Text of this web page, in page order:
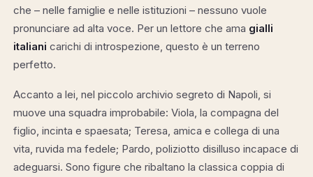
che – nelle famiglie e nelle istituzioni – nessuno vuole
pronunciare ad alta voce. Per un lettore che ama gialli
italiani carichi di introspezione, questo è un terreno
perfetto.
Accanto a lei, nel piccolo archivio segreto di Napoli, si
muove una squadra improbabile: Viola, la compagna del
figlio, incinta e spaesata; Teresa, amica e collega di una
vita, ruvida ma fedele; Pardo, poliziotto disilluso incapace di
adeguarsi. Sono figure che ribaltano la classica coppia di